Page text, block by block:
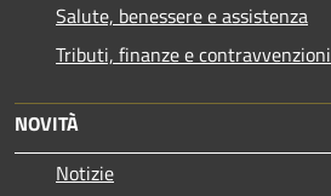
Salute, benessere e assistenza
Tributi, finanze e contravvenzioni
NOVITÀ
Notizie